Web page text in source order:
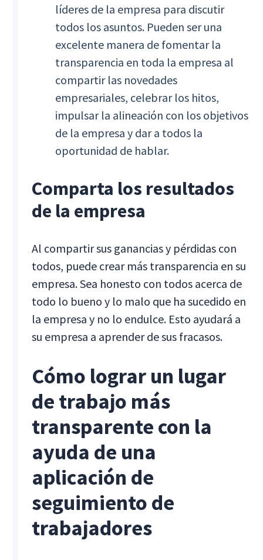
líderes de la empresa para discutir
todos los asuntos. Pueden ser una
excelente manera de fomentar la
transparencia en toda la empresa al
compartir las novedades
empresariales, celebrar los hitos,
impulsar la alineación con los objetivos
de la empresa y dar a todos la
oportunidad de hablar.
Comparta los resultados
de la empresa
Al compartir sus ganancias y pérdidas con
todos, puede crear más transparencia en su
empresa. Sea honesto con todos acerca de
todo lo bueno y lo malo que ha sucedido en
la empresa y no lo endulce. Esto ayudará a
su empresa a aprender de sus fracasos.
Cómo lograr un lugar
de trabajo más
transparente con la
ayuda de una
aplicación de
seguimiento de
trabajadores